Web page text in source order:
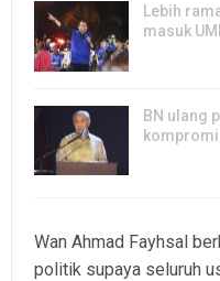
Lebih
masuk
BN ulang
kompromi
Wan Ahmad Fayhsal
politik supaya seluruh